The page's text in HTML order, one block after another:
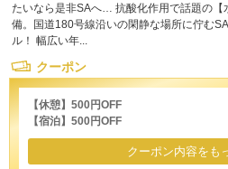
たいなら是非SAへ… 抗酸化作用で話題の【
備。国道180号線沿いの閑静な場所に佇む
ル！ 幅広い年...
クーポン
【休憩】500円OFF
【宿泊】500円OFF
クーポン内容をも